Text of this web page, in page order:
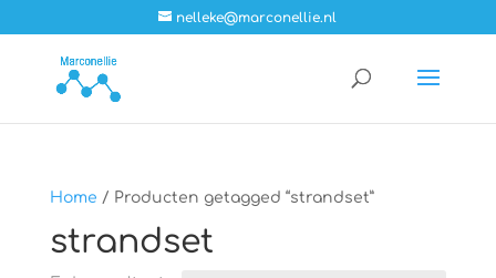
nelleke@marconellie.nl
Home / Producten getagged “strandset”
strandset